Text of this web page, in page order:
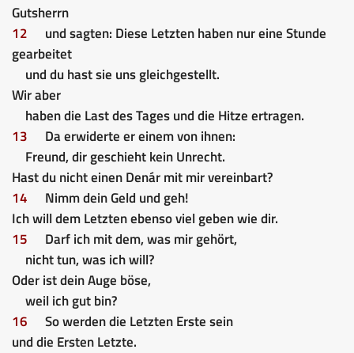
Gutsherrn
12
und sagten: Diese Letzten haben nur eine Stunde
gearbeitet
und du hast sie uns gleichgestellt.
Wir aber
haben die Last des Tages und die Hitze ertragen.
13
Da erwiderte er einem von ihnen:
Freund, dir geschieht kein Unrecht.
Hast du nicht einen Denár mit mir vereinbart?
14
Nimm dein Geld und geh!
Ich will dem Letzten ebenso viel geben wie dir.
15
Darf ich mit dem, was mir gehört,
nicht tun, was ich will?
Oder ist dein Auge böse,
weil ich gut bin?
16
So werden die Letzten Erste sein
und die Ersten Letzte.